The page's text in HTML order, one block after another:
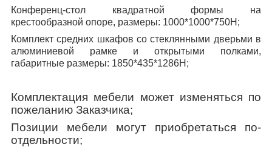
Конференц-стол квадратной формы на
крестообразной опоре, размеры: 1000*1000*750Н;
Комплект средних шкафов со стеклянными дверьми в
алюминиевой рамке и открытыми полками,
габаритные размеры: 1850*435*1286Н;
Комплектация мебели может изменяться по
пожеланию Заказчика;
Позиции мебели могут приобретаться по-
отдельности;